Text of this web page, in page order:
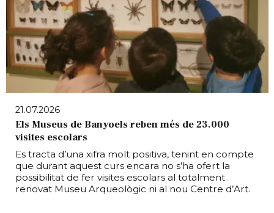
21.07.2026
Els Museus de Banyoels reben més de 23.000
visites escolars
Es tracta d’una xifra molt positiva, tenint en compte
que durant aquest curs encara no s’ha ofert la
possibilitat de fer visites escolars al totalment
renovat Museu Arqueològic ni al nou Centre d’Art.